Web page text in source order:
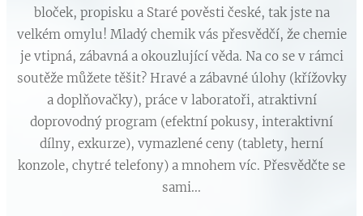
bloček, propisku a Staré pověsti české, tak jste na
velkém omylu! Mladý chemik vás přesvědčí, že chemie
je vtipná, zábavná a okouzlující věda. Na co se v rámci
soutěže můžete těšit? Hravé a zábavné úlohy (křížovky
a doplňovačky), práce v laboratoři, atraktivní
doprovodný program (efektní pokusy, interaktivní
dílny, exkurze), vymazlené ceny (tablety, herní
konzole, chytré telefony) a mnohem víc. Přesvědčte se
sami...